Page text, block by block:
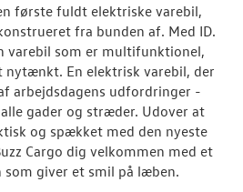
ID. Buzz
Caddy Cargo
Vans
Crafter
Transporter
første fuldt elektriske varebil,
fra bunden af. Med ID.
varebil som er multifunktionel,
En elektrisk varebil, der
arbejdsdagens udfordringer -
gader og stræder. Udover at
og spækket med den nyeste
Cargo dig velkommen med et
som giver et smil på læben.